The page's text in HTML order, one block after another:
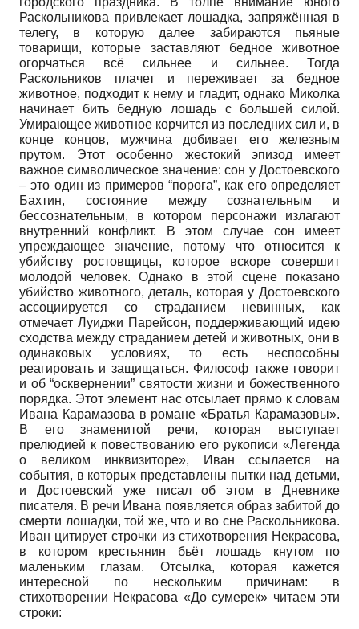
Раскольникова привлекает лошадка, запряжённая в
телегу, в которую далее забираются пьяные
товарищи, которые заставляют бедное животное
огорчаться всё сильнее и сильнее. Тогда
Раскольников плачет и переживает за бедное
животное, подходит к нему и гладит, однако Миколка
начинает бить бедную лошадь с большей силой.
Умирающее животное корчится из последних сил и, в
конце концов, мужчина добивает его железным
прутом. Этот особенно жестокий эпизод имеет
важное символическое значение: сон у Достоевского
– это один из примеров “порога”, как его определяет
Бахтин, состояние между сознательным и
бессознательным, в котором персонажи излагают
внутренний конфликт. В этом случае сон имеет
упреждающее значение, потому что относится к
убийству ростовщицы, которое вскоре совершит
молодой человек. Однако в этой сцене показано
убийство животного, деталь, которая у Достоевского
ассоциируется со страданием невинных, как
отмечает Луиджи Парейсон, поддерживающий идею
сходства между страданием детей и животных, они в
одинаковых условиях, то есть неспособны
реагировать и защищаться. Философ также говорит
и об “осквернении” святости жизни и божественного
порядка. Этот элемент нас отсылает прямо к словам
Ивана Карамазова в романе «Братья Карамазовы».
В его знаменитой речи, которая выступает
прелюдией к повествованию его рукописи «Легенда
о великом инквизиторе», Иван ссылается на
события, в которых представлены пытки над детьми,
и Достоевский уже писал об этом в Дневнике
писателя. В речи Ивана появляется образ забитой до
смерти лошадки, той же, что и во сне Раскольникова.
Иван цитирует строчки из стихотворения Некрасова,
в котором крестьянин бьёт лошадь кнутом по
маленьким глазам. Отсылка, которая кажется
интересной по нескольким причинам: в
стихотворении Некрасова «До сумерек» читаем эти
строки: